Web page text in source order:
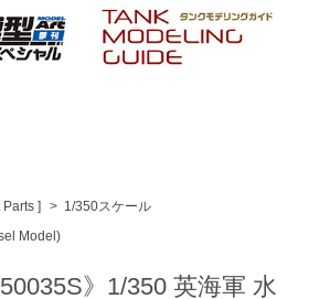
Parts ] > 1/350スケール
Model)
》1/350 英海軍 水